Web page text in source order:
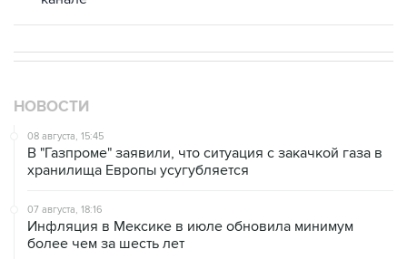
НОВОСТИ
08 августа, 15:45
В "Газпроме" заявили, что ситуация с закачкой газа в
хранилища Европы усугубляется
07 августа, 18:16
Инфляция в Мексике в июле обновила минимум
более чем за шесть лет